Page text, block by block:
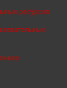
ресурсов